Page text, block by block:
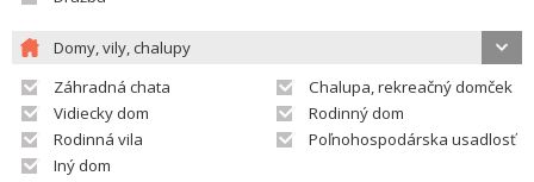
Domy, vily, chalupy
Záhradná chata
Chalupa, rekreačný domček
Vidiecky dom
Rodinný dom
Rodinná vila
Poľnohospodárska usadlosť
Iný dom